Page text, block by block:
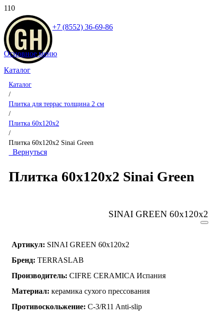
+7 (8552) 36-69-86
Основное меню
Каталог
Каталог
/
Плитка для террас толщина 2 см
/
Плитка 60x120x2
/
Плитка 60x120x2 Sinai Green
Вернуться
Плитка 60x120x2 Sinai Green
SINAI GREEN 60x120x2
Артикул: SINAI GREEN 60x120x2
Бренд: TERRASLAB
Производитель: CIFRE CERAMICA Испания
Материал: керамика сухого прессования
Противоскольжение: C-3/R11 Anti-slip